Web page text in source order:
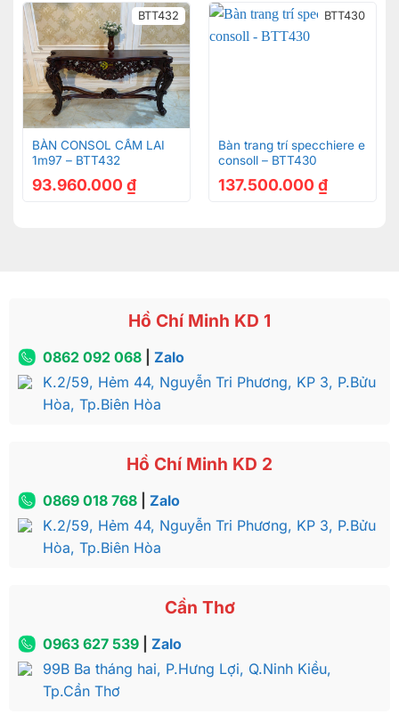
hoàn toàn thủ công tạo nên những đường nét thanh
thoát, sống động
Mặt bàn được sơn PU 7 lớp cao cấp giúp tạo độ
sáng bóng, đồng thời giúp hạn chế trầy xước dù có
va chạm mạnh.
gỗ tự nhiên tuyệt đẹp
Ghế ăn Louis hoàng gia Fidia có phần khung được
làm từ gỗ gõ đỏ, mặt ghế và tựa ghế được bọc da
nào một tác phẩm nghệ thuật.
Giá bán bàn trang trí | Bàn đại sảnh FIDIA –
BATTT038
BTT432
BÀN CONSOL CẨM LAI
1m97 – BTT432
93.960.000 ₫
BTT430
Bàn trang trí specchiere e
consoll – BTT430
137.500.000 ₫
Hồ Chí Minh KD 1
0862 092 068| Zalo
K.2/59, Hẻm 44, Nguyễn Tri Phương, KP 3, P.Bửu
Hòa, Tp.Biên Hòa
Hồ Chí Minh KD 2
0869 018 768| Zalo
K.2/59, Hẻm 44, Nguyễn Tri Phương, KP 3, P.Bửu
Hòa, Tp.Biên Hòa
Cần Thơ
0963 627 539| Zalo
99B Ba tháng hai, P.Hưng Lợi, Q.Ninh Kiều,
Tp.Cần Thơ